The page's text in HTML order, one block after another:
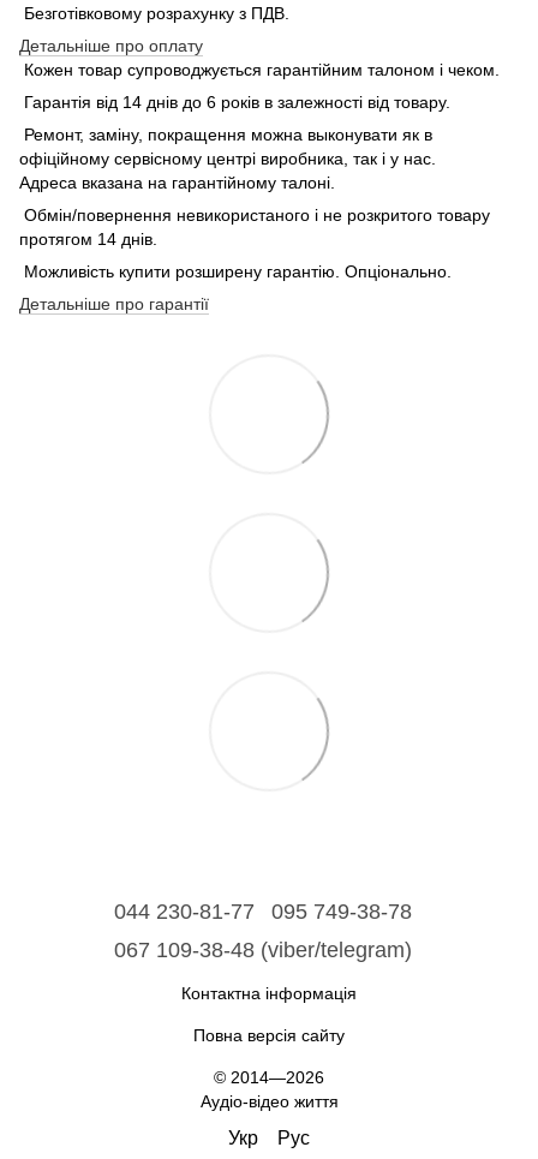
Безготівковому розрахунку з ПДВ.
Детальніше про оплату
Кожен товар супроводжується гарантійним талоном і чеком.
Гарантія від 14 днів до 6 років в залежності від товару.
Ремонт, заміну, покращення можна выконувати як в
офіційному сервісному центрі виробника, так і у нас.
Адреса вказана на гарантійному талоні.
Обмін/повернення невикористаного і не розкритого товару
протягом 14 днів.
Можливість купити розширену гарантію. Опціонально.
Детальніше про гарантії
044 230-81-77
095 749-38-78
067 109-38-48 (viber/telegram)
Контактна інформація
Повна версія сайту
© 2014—2026
Аудіо-відео життя
Укр Рус